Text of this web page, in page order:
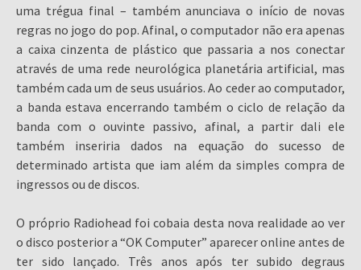
uma trégua final – também anunciava o início de novas
regras no jogo do pop. Afinal, o computador não era apenas
a caixa cinzenta de plástico que passaria a nos conectar
através de uma rede neurológica planetária artificial, mas
também cada um de seus usuários. Ao ceder ao computador,
a banda estava encerrando também o ciclo de relação da
banda com o ouvinte passivo, afinal, a partir dali ele
também inseriria dados na equação do sucesso de
determinado artista que iam além da simples compra de
ingressos ou de discos.
O próprio Radiohead foi cobaia desta nova realidade ao ver
o disco posterior a “OK Computer” aparecer online antes de
ter sido lançado. Três anos após ter subido degraus